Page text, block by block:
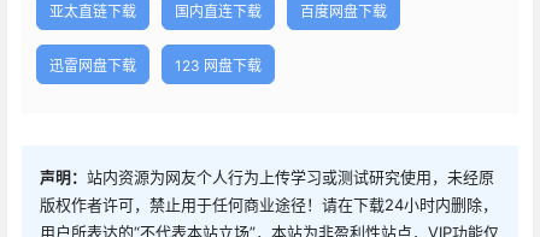
亚太直链下载 国内直连下载 百度网盘下载
迅雷网盘下载 123 网盘下载
声明： 站内资源为网友个人行为上传学习或测试研究使用，未经原
版权作者许可，禁止用于任何商业途径！请在下载24小时内删除，
用户所表达的“不代表本站立场”，本站为非盈利性站点，VIP功能仅